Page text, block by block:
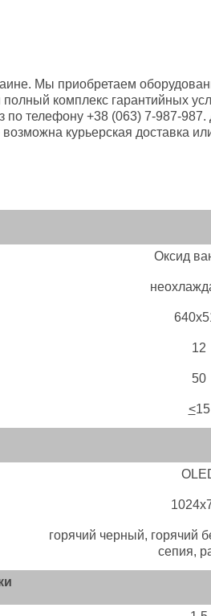
Мы приобретаем
комплекс гарантийных
телефону +38 (063) 7-987-987.
курьерская доставка
Оксид
12
50
<15
горячий черный, горячий
сепия,